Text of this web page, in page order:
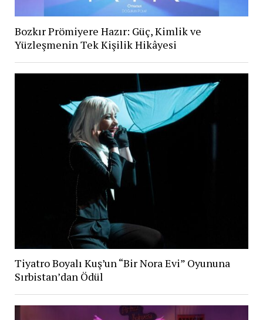
Bozkır Prömiyere Hazır: Güç, Kimlik ve
Yüzleşmenin Tek Kişilik Hikâyesi
Tiyatro Boyalı Kuş’un “Bir Nora Evi” Oyununa
Sırbistan’dan Ödül